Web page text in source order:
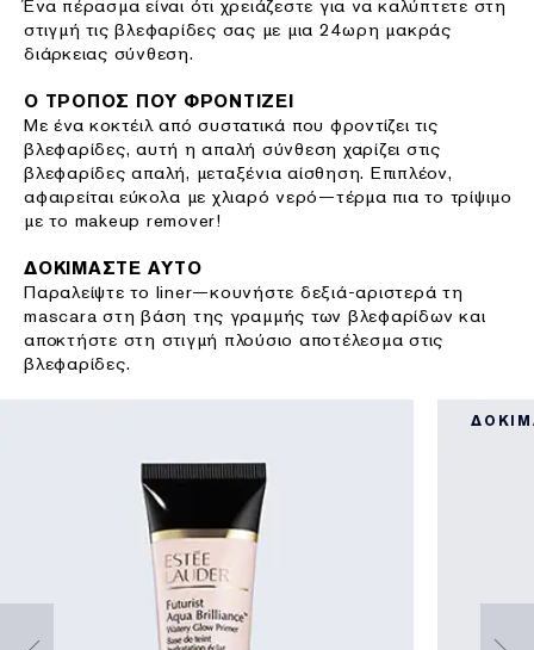
Ένα πέρασμα είναι ότι χρειάζεστε για να καλύπτετε στη
στιγμή τις βλεφαρίδες σας με μια 24ωρη μακράς
διάρκειας σύνθεση.
Ο ΤΡΟΠΟΣ ΠΟΥ ΦΡΟΝΤΙΖΕΙ
Mε ένα κοκτέιλ από συστατικά που φροντίζει τις
βλεφαρίδες, αυτή η απαλή σύνθεση χαρίζει στις
βλεφαρίδες απαλή, μεταξένια αίσθηση. Επιπλέον,
αφαιρείται εύκολα με χλιαρό νερό—τέρμα πια το τρίψιμο
με το makeup remover!
ΔΟΚΙΜΑΣΤΕ ΑΥΤΟ
Παραλείψτε το liner—κουνήστε δεξιά-αριστερά τη
mascara στη βάση της γραμμής των βλεφαρίδων και
αποκτήστε στη στιγμή πλούσιο αποτέλεσμα στις
βλεφαρίδες.